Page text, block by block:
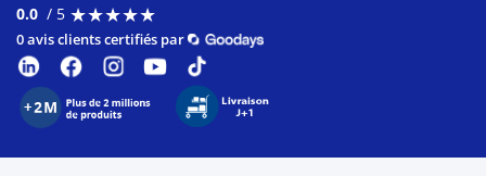
0.0 / 5 ★★★★★
★★★★★
0 avis clients certifiés par